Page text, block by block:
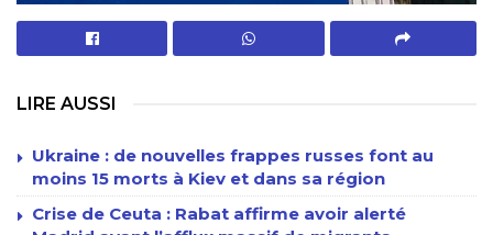
LIRE AUSSI
Ukraine : de nouvelles frappes russes font au
moins 15 morts à Kiev et dans sa région
Crise de Ceuta : Rabat affirme avoir alerté